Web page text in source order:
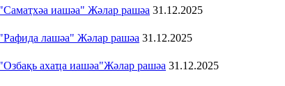
иашәа" Жәлар рашәа 31.12.2025
лашәа" Жәлар рашәа 31.12.2025
ахаҵа иашәа"Жәлар рашәа 31.12.2025